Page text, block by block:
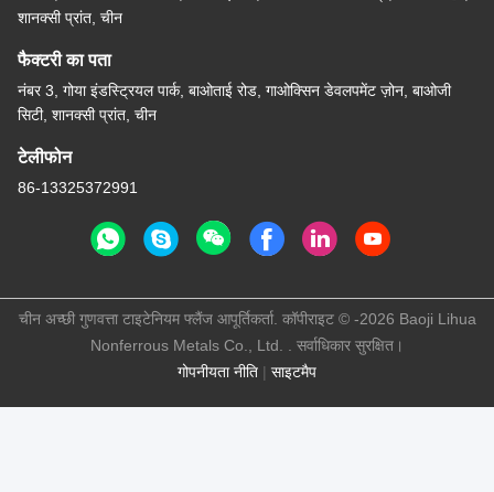
शानक्सी प्रांत, चीन
फैक्टरी का पता
नंबर 3, गोया इंडस्ट्रियल पार्क, बाओताई रोड, गाओक्सिन डेवलपमेंट ज़ोन, बाओजी
सिटी, शानक्सी प्रांत, चीन
टेलीफोन
86-13325372991
गोपनीयता नीति | साइटमैप
चीन अच्छी गुणवत्ता टाइटेनियम फ्लैंज आपूर्तिकर्ता. कॉपीराइट © -2026 Baoji Lihua
Nonferrous Metals Co., Ltd. . सर्वाधिकार सुरक्षित।